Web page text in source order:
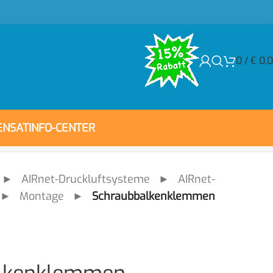
0 /€
INFO-CENTER
► AIRnet-Druckluftsysteme ► AIRnet-
Montage ► Schraubbalkenklemmen